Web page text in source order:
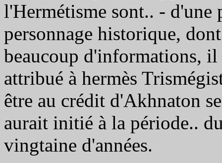
l'Hermétisme sont.. - d'une
personnage historique,
beaucoup d'informations,
attribué à hermès
être au crédit d'Akhnaton
aurait initié à la période..
vingtaine d'années.